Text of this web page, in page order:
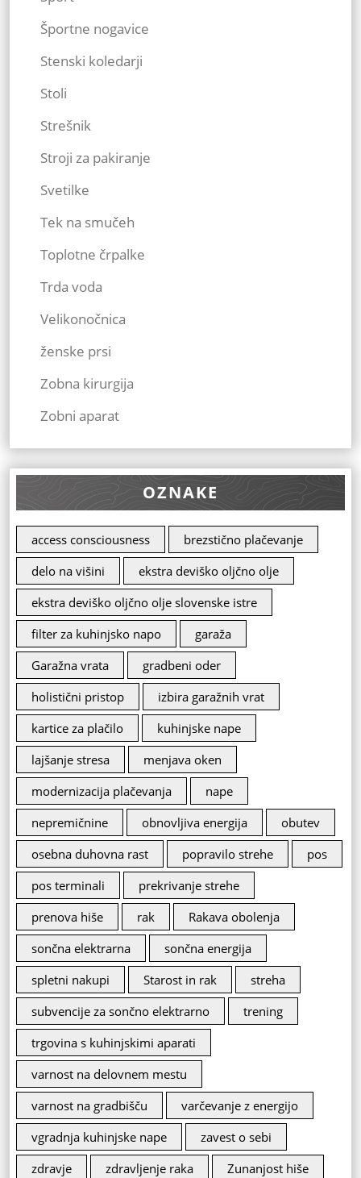
Športne nogavice
Stenski koledarji
Stoli
Strešnik
Stroji za pakiranje
Svetilke
Tek na smučeh
Toplotne črpalke
Trda voda
Velikonočnica
ženske prsi
Zobna kirurgija
Zobni aparat
OZNAKE
access consciousness
brezstično plačevanje
delo na višini
ekstra deviško oljčno olje
ekstra deviško oljčno olje slovenske istre
filter za kuhinjsko napo
garaža
Garažna vrata
gradbeni oder
holistični pristop
izbira garažnih vrat
kartice za plačilo
kuhinjske nape
lajšanje stresa
menjava oken
modernizacija plačevanja
nape
nepremičnine
obnovljiva energija
obutev
osebna duhovna rast
popravilo strehe
pos
pos terminali
prekrivanje strehe
prenova hiše
rak
Rakava obolenja
sončna elektrarna
sončna energija
spletni nakupi
Starost in rak
streha
subvencije za sončno elektrarno
trening
trgovina s kuhinjskimi aparati
varnost na delovnem mestu
varnost na gradbišču
varčevanje z energijo
vgradnja kuhinjske nape
zavest o sebi
zdravje
zdravljenje raka
Zunanjost hiše